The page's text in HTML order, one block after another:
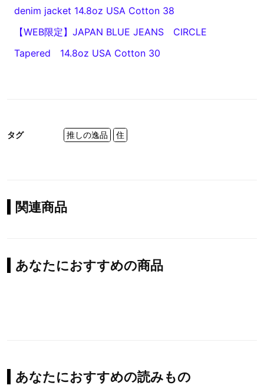
denim jacket 14.8oz USA Cotton 38
【WEB限定】JAPAN BLUE JEANS CIRCLE
Tapered 14.8oz USA Cotton 30
タグ 推しの逸品 住
関連商品
あなたにおすすめの商品
あなたにおすすめの読みもの